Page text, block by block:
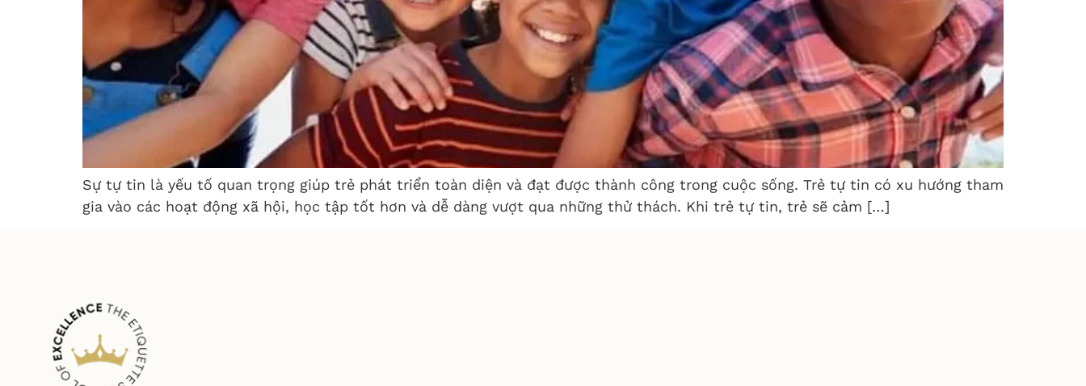
Sự tự tin là yếu tố quan trọng giúp trẻ phát triển toàn diện và đạt được thành công trong cuộc sống. Trẻ tự tin có xu hướng tham
gia vào các hoạt động xã hội, học tập tốt hơn và dễ dàng vượt qua những thử thách. Khi trẻ tự tin, trẻ sẽ cảm […]